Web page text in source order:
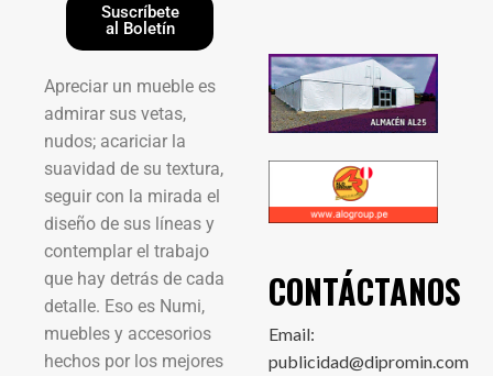
Suscríbete
al Boletín
Apreciar un mueble es
admirar sus vetas,
nudos; acariciar la
suavidad de su textura,
seguir con la mirada el
diseño de sus líneas y
contemplar el trabajo
que hay detrás de cada
detalle. Eso es Numi,
muebles y accesorios
hechos por los mejores
CONTÁCTANOS
Email:
publicidad@dipromin.com